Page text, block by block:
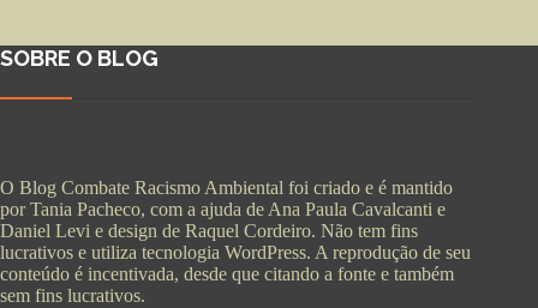
SOBRE O BLOG
O Blog Combate Racismo Ambiental foi criado e é mantido
por Tania Pacheco, com a ajuda de Ana Paula Cavalcanti e
Daniel Levi e design de Raquel Cordeiro. Não tem fins
lucrativos e utiliza tecnologia WordPress. A reprodução de seu
conteúdo é incentivada, desde que citando a fonte e também
sem fins lucrativos.